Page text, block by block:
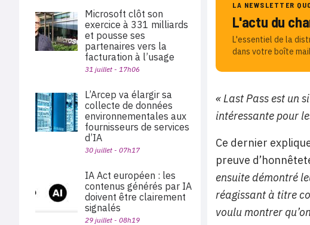
LA NEWSLETTER
L'actu du
L'essentiel de la
dans votre boîte
« Last Pass est un
intéressante pour
Ce dernier
preuve
ensuite démontré
réagissant à titre
voulu montrer
Microsoft clôt son
exercice à 331 milliards
et pousse ses
partenaires vers la
facturation à l’usage
31 juillet - 17h06
L’Arcep va élargir sa
collecte de données
environnementales aux
fournisseurs de services
d’IA
30 juillet - 07h17
IA Act européen : les
contenus générés par IA
doivent être clairement
signalés
29 juillet - 08h19